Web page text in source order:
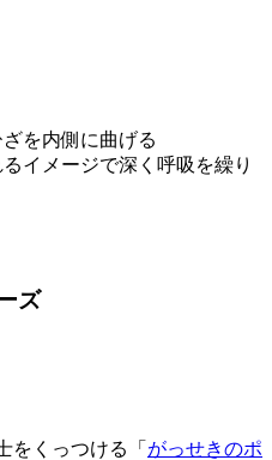
を内側に曲げる
イメージで深く呼吸を繰り
ズ
をくっつける「 がっせきのポ